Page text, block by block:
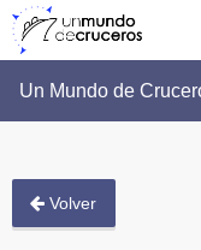
Un Mundo de
Volver